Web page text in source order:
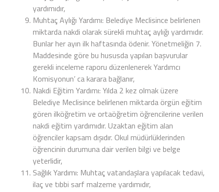
yardımıdır,
Muhtaç Aylığı Yardımı: Belediye Meclisince belirlenen
miktarda nakdi olarak sürekli muhtaç aylığı yardımıdır.
Bunlar her ayın ilk haftasında ödenir. Yönetmeliğin 7.
Maddesinde göre bu hususda yapılan başvurular
gerekli inceleme raporu düzenlenerek Yardımcı
Komisyonun’ ca karara bağlanır,
Nakdi Eğitim Yardımı: Yılda 2 kez olmak üzere
Belediye Meclisince belirlenen miktarda örgün eğitim
gören ilköğretim ve ortaöğretim öğrencilerine verilen
nakdi eğitim yardımıdır. Uzaktan eğitim alan
öğrenciler kapsam dışıdır. Okul müdürlüklerinden
öğrencinin durumuna dair verilen bilgi ve belge
yeterlidir,
Sağlık Yardımı: Muhtaç vatandaşlara yapılacak tedavi,
ilaç ve tıbbi sarf malzeme yardımıdır,